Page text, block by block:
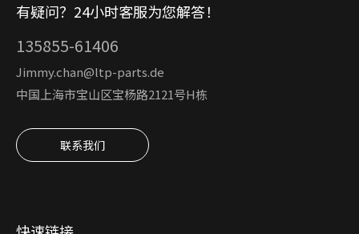
有疑问？24小时客服为您解答！
135855-61406
Jimmy.chan@ltp-parts.de
中国上海市宝山区宝杨路2121号H栋
联系我们